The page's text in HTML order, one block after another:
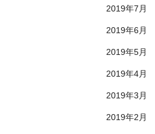
2019年7月
2019年6月
2019年5月
2019年4月
2019年3月
2019年2月